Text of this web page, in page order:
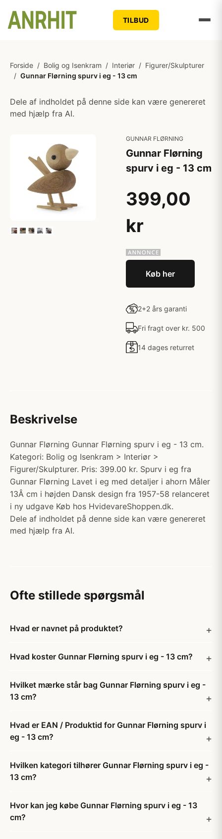
TILBUD
Forside / Bolig og Isenkram / Interiør / Figurer/Skulpturer
/ Gunnar Flørning spurv i eg - 13 cm
Dele af indholdet på denne side kan være genereret
med hjælp fra AI.
GUNNAR FLØRNING
Gunnar Flørning
spurv i eg - 13 cm
399,00
kr
Køb her
2+2 års garanti
Fri fragt over kr. 500
14 dages returret
Beskrivelse
Gunnar Flørning Gunnar Flørning spurv i eg - 13 cm.
Kategori: Bolig og Isenkram > Interiør >
Figurer/Skulpturer. Pris: 399.00 kr. Spurv i eg fra
Gunnar Flørning Lavet i eg med detaljer i ahorn Måler
13Â cm i højden Dansk design fra 1957-58 relanceret
i ny udgave Køb hos HvidevareShoppen.dk.
Dele af indholdet på denne side kan være genereret
med hjælp fra AI.
Ofte stillede spørgsmål
Hvad er navnet på produktet?
Hvad koster Gunnar Flørning spurv i eg - 13 cm?
Hvilket mærke står bag Gunnar Flørning spurv i eg -
13 cm?
Hvad er EAN / Produktid for Gunnar Flørning spurv i
eg - 13 cm?
Hvilken kategori tilhører Gunnar Flørning spurv i eg -
13 cm?
Hvor kan jeg købe Gunnar Flørning spurv i eg - 13
cm?